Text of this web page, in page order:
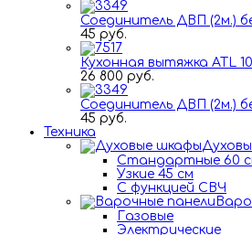
Соединитель ДВП (2м.)
45 руб.
Кухонная вытяжка ATL
26 800 руб.
Соединитель ДВП (2м.)
45 руб.
Техника
Стандартные 60
Узкие 45 см
С функцией СВЧ
Газовые
Электрические